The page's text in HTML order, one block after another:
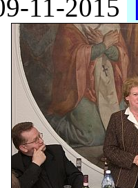
11-2015